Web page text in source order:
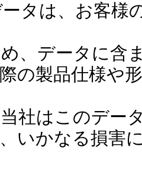
タは、お客様
、データに含
の製品仕様や
社はこのデー
いかなる損害